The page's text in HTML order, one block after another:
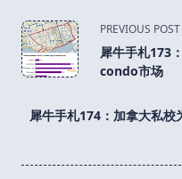
<span
class="nav-
subtitle
reader-
PREVIOUS POST
犀牛手札173
condo市场
犀牛手札174：加拿大私校